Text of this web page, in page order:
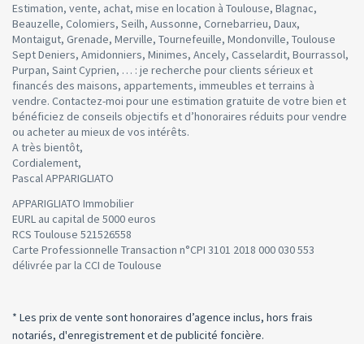
Estimation, vente, achat, mise en location à Toulouse, Blagnac,
Beauzelle, Colomiers, Seilh, Aussonne, Cornebarrieu, Daux,
Montaigut, Grenade, Merville, Tournefeuille, Mondonville, Toulouse
Sept Deniers, Amidonniers, Minimes, Ancely, Casselardit, Bourrassol,
Purpan, Saint Cyprien, … : je recherche pour clients sérieux et
financés des maisons, appartements, immeubles et terrains à
vendre. Contactez-moi pour une estimation gratuite de votre bien et
bénéficiez de conseils objectifs et d’honoraires réduits pour vendre
ou acheter au mieux de vos intérêts.
A très bientôt,
Cordialement,
Pascal APPARIGLIATO
APPARIGLIATO Immobilier
EURL au capital de 5000 euros
RCS Toulouse 521526558
Carte Professionnelle Transaction n°CPI 3101 2018 000 030 553
délivrée par la CCI de Toulouse
* Les prix de vente sont honoraires d’agence inclus, hors frais
notariés, d'enregistrement et de publicité foncière.